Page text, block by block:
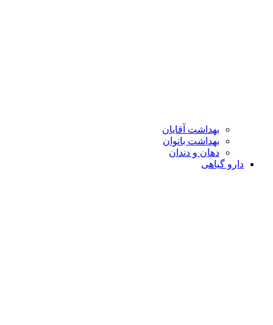
بهداشت آقایان
بهداشت بانوان
دهان و دندان
دارو گیاهی